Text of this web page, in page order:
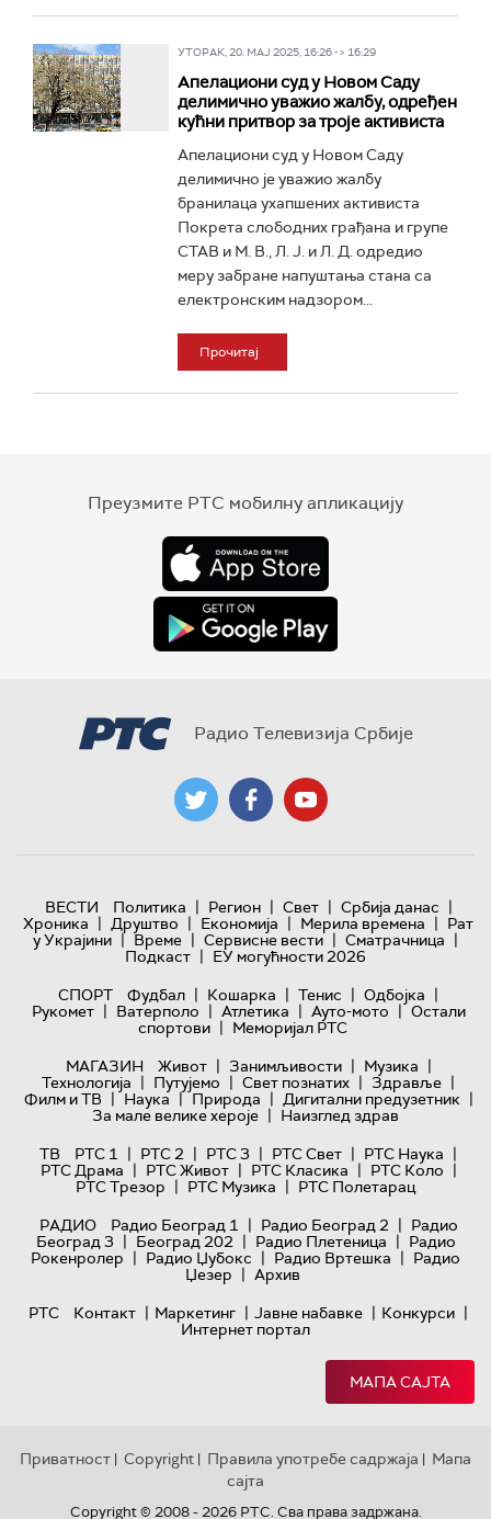
УТОРАК, 20. МАЈ 2025, 16:26 -> 16:29
Апелациони суд у Новом Саду
делимично уважио жалбу, одређен
кућни притвор за троје активиста
Апелациони суд у Новом Саду
делимично је уважио жалбу
бранилаца ухапшених активиста
Покрета слободних грађана и групе
СТАВ и М. В., Л. Ј. и Л. Д. одредио
меру забране напуштања стана са
електронским надзором...
Прочитај
Преузмите РТС мобилну апликацију
Радио Телевизија Србије
ВЕСТИ Политика | Регион | Свет | Србија данас |
Хроника | Друштво | Економија | Мерила времена | Рат
у Украјини | Време | Сервисне вести | Сматрачница |
Подкаст | ЕУ могућности 2026
СПОРТ
Фудбал | Кошарка | Тенис | Одбојка |
Рукомет | Ватерполо | Атлетика | Ауто-мото | Остали
спортови | Меморијал РТС
МАГАЗИН
Живот | Занимљивости | Музика |
Технологијa | Путујемо | Свет познатих | Здравље |
Филм и ТВ | Наука | Природа | Дигитални предузетник |
За мале велике хероје | Наизглед здрав
ТВ
РТС 1 | РТС 2 | РТС 3 | РТС Свет | РТС Наука |
РТС Драма | РТС Живот | РТС Класика | РТС Коло |
РТС Трезор | РТС Музика | РТС Полетарац
РАДИО
Радио Београд 1 | Радио Београд 2 | Радио
Београд 3 | Београд 202 | Радио Плетеница | Радио
Рокенролер | Радио Џубокс | Радио Вртешка | Радио
Џезер | Архив
РТС
Контакт | Маркетинг | Јавне набавке | Конкурси |
Интернет портал
МАПА САЈТА
Приватност | Copyright | Правила употребе садржаја | Мапа
сајта
Copyright © 2008 - 2026 РТС. Сва права задржана.